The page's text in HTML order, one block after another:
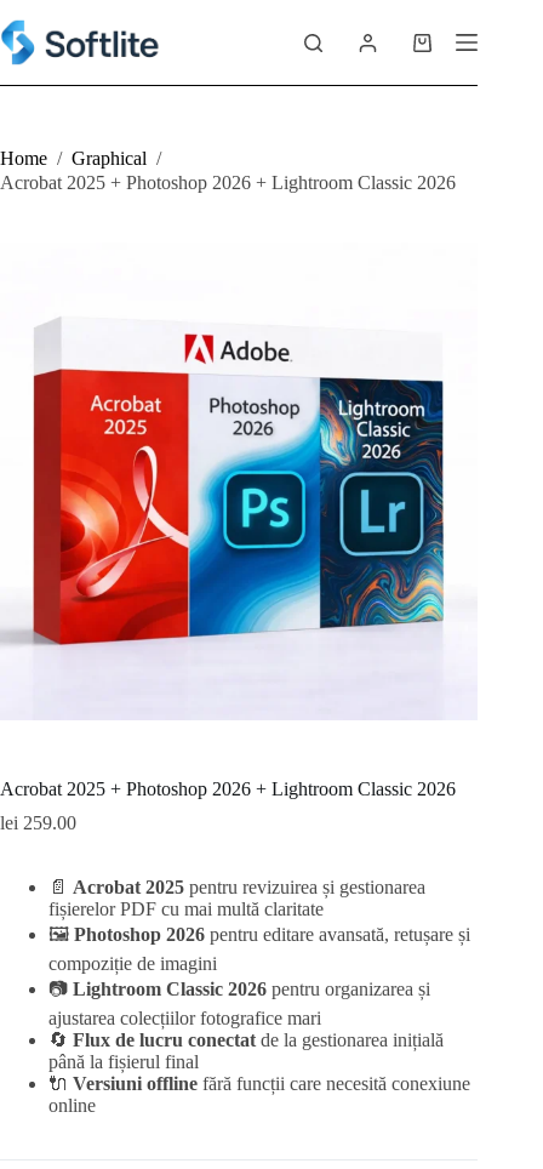
to
content
Shopping
Home / Graphical /
Acrobat 2025 + Photoshop 2026 + Lightroom Classic 2026
Acrobat 2025 + Photoshop 2026 + Lightroom Classic 2026
lei 259.00
📄 Acrobat 2025 pentru revizuirea și gestionarea
fișierelor PDF cu mai multă claritate
🖼️ Photoshop 2026 pentru editare avansată, retușare și
compoziție de imagini
📷 Lightroom Classic 2026 pentru organizarea și
ajustarea colecțiilor fotografice mari
🔄 Flux de lucru conectat de la gestionarea inițială
până la fișierul final
🔌 Versiuni offline fără funcții care necesită conexiune
online